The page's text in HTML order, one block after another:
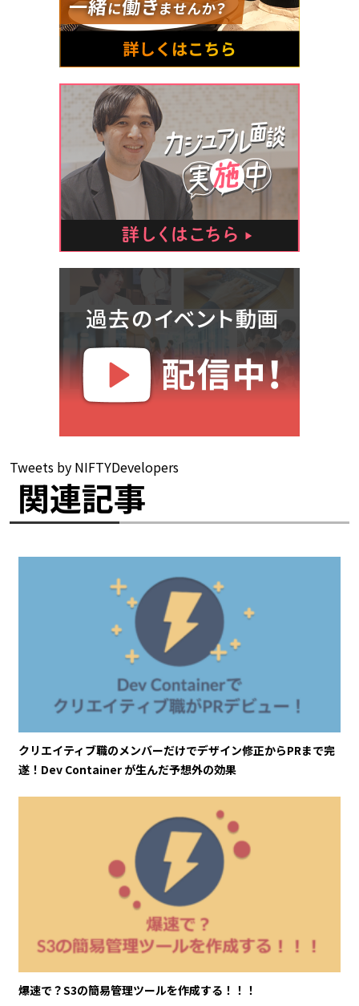
Tweets by NIFTYDevelopers
関連記事
クリエイティブ職のメンバーだけでデザイン修正からPRまで完
遂！Dev Container が生んだ予想外の効果
爆速で？S3の簡易管理ツールを作成する！！！